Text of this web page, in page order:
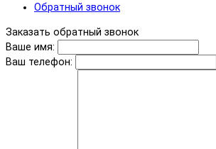
Обратный звонок
Заказать обратный звонок
Ваше имя:
Ваш телефон: